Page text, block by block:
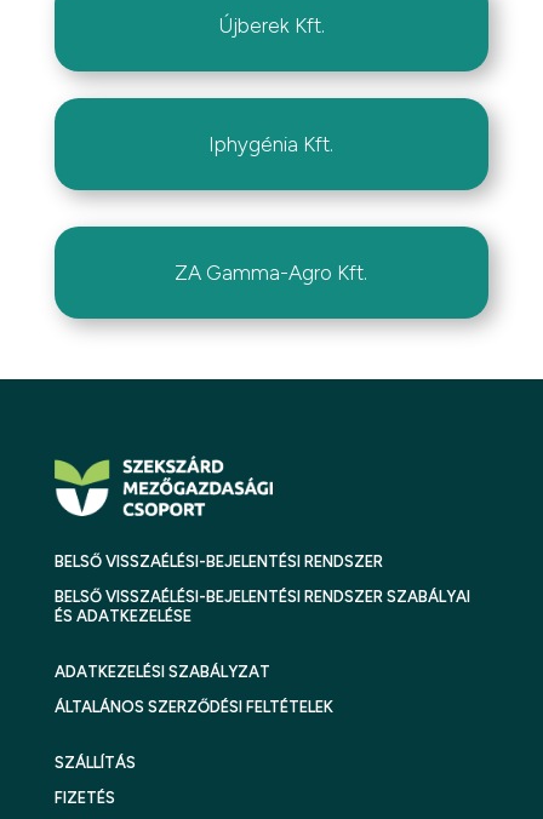
Újberek Kft.
Iphygénia Kft.
ZA Gamma-Agro Kft.
BELSŐ VISSZAÉLÉSI-BEJELENTÉSI RENDSZER
BELSŐ VISSZAÉLÉSI-BEJELENTÉSI RENDSZER SZABÁLYAI
ÉS ADATKEZELÉSE
ADATKEZELÉSI SZABÁLYZAT
ÁLTALÁNOS SZERZŐDÉSI FELTÉTELEK
SZÁLLÍTÁS
FIZETÉS